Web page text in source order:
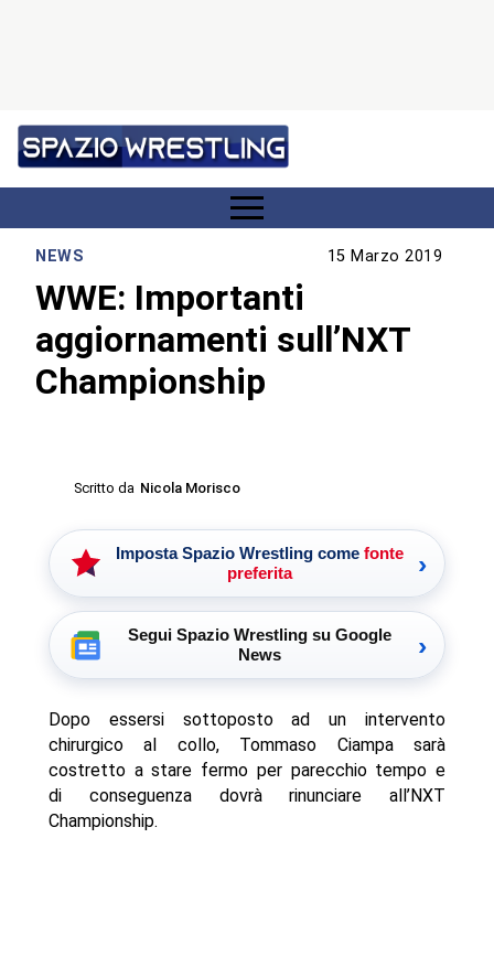
NEWS 15 Marzo 2019
WWE: Importanti
aggiornamenti sull’NXT
Championship
Scritto da Nicola Morisco
Imposta Spazio Wrestling come fonte
preferita
›
Segui Spazio Wrestling su Google
News
›
Dopo essersi sottoposto ad un intervento
chirurgico al collo, Tommaso Ciampa sarà
costretto a stare fermo per parecchio tempo e
di conseguenza dovrà rinunciare all’NXT
Championship.